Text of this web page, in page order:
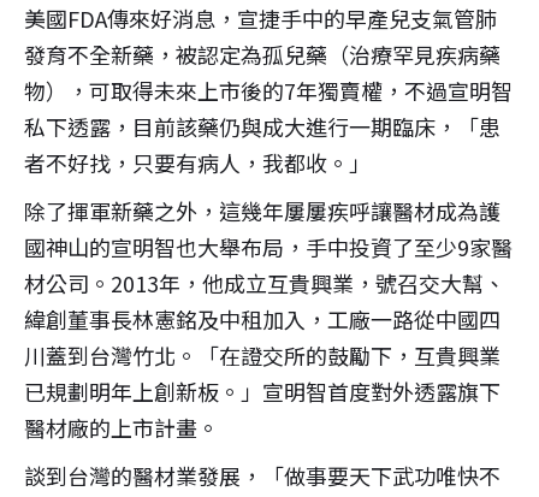
美國FDA傳來好消息，宣捷手中的早產兒支氣管肺
發育不全新藥，被認定為孤兒藥（治療罕見疾病藥
物），可取得未來上市後的7年獨賣權，不過宣明智
私下透露，目前該藥仍與成大進行一期臨床，「患
者不好找，只要有病人，我都收。」
除了揮軍新藥之外，這幾年屢屢疾呼讓醫材成為護
國神山的宣明智也大舉布局，手中投資了至少9家醫
材公司。2013年，他成立互貴興業，號召交大幫、
緯創董事長林憲銘及中租加入，工廠一路從中國四
川蓋到台灣竹北。「在證交所的鼓勵下，互貴興業
已規劃明年上創新板。」宣明智首度對外透露旗下
醫材廠的上市計畫。
談到台灣的醫材業發展，「做事要天下武功唯快不